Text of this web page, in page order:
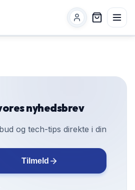
nyhedsbrev
og tech-tips direkte i din
Tilmeld